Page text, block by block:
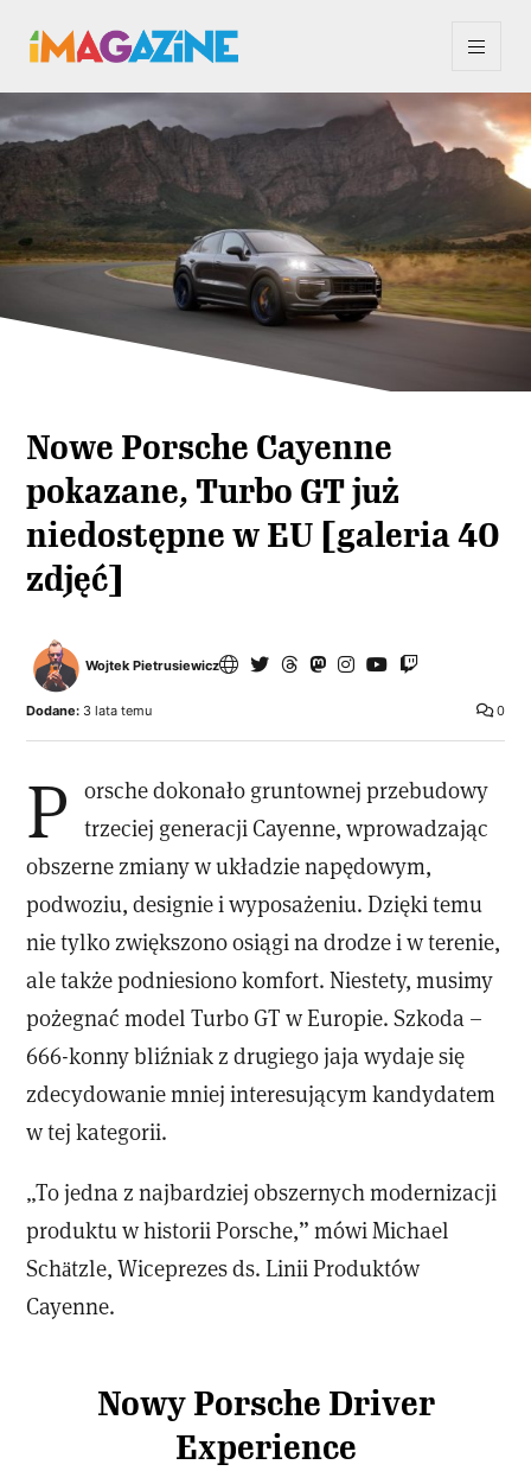
Nowe Porsche Cayenne
pokazane, Turbo GT już
niedostępne w EU [galeria 40
zdjęć]
Wojtek Pietrusiewicz
0
Dodane: 3 lata temu
P
orsche dokonało gruntownej przebudowy
trzeciej generacji Cayenne, wprowadzając
obszerne zmiany w układzie napędowym,
podwoziu, designie i wyposażeniu. Dzięki temu
nie tylko zwiększono osiągi na drodze i w terenie,
ale także podniesiono komfort. Niestety, musimy
pożegnać model Turbo GT w Europie. Szkoda –
666-konny bliźniak z drugiego jaja wydaje się
zdecydowanie mniej interesującym kandydatem
w tej kategorii.
„To jedna z najbardziej obszernych modernizacji
produktu w historii Porsche,” mówi Michael
Schätzle, Wiceprezes ds. Linii Produktów
Cayenne.
Nowy Porsche Driver
Experience